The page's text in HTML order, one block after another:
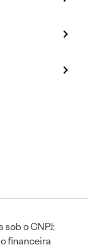
o CNPJ:
financeira